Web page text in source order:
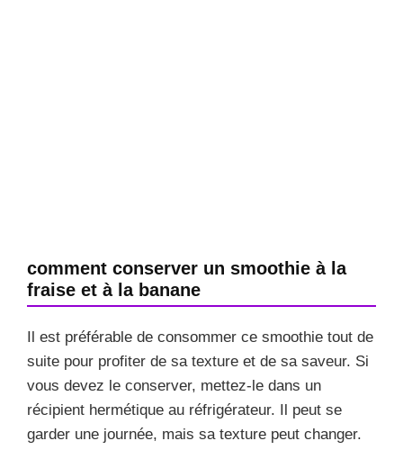
comment conserver un smoothie à la
fraise et à la banane
Il est préférable de consommer ce smoothie tout de
suite pour profiter de sa texture et de sa saveur. Si
vous devez le conserver, mettez-le dans un
récipient hermétique au réfrigérateur. Il peut se
garder une journée, mais sa texture peut changer.